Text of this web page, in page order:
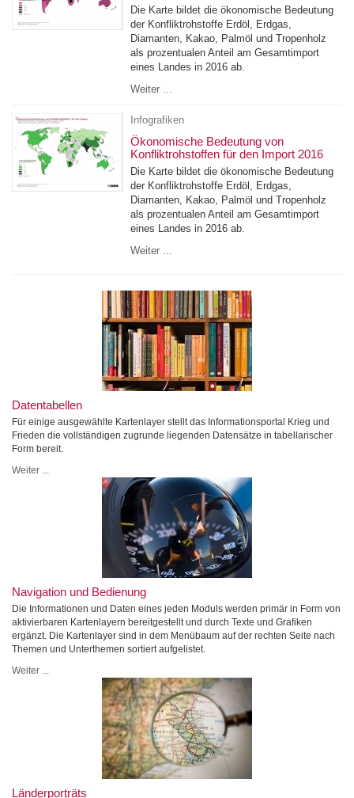
Die Karte bildet die ökonomische Bedeutung
der Konfliktrohstoffe Erdöl, Erdgas,
Diamanten, Kakao, Palmöl und Tropenholz
als prozentualen Anteil am Gesamtimport
eines Landes in 2016 ab.
Weiter ...
Infografiken
Ökonomische Bedeutung von
Konfliktrohstoffen für den Import 2016
Die Karte bildet die ökonomische Bedeutung
der Konfliktrohstoffe Erdöl, Erdgas,
Diamanten, Kakao, Palmöl und Tropenholz
als prozentualen Anteil am Gesamtimport
eines Landes in 2016 ab.
Weiter ...
Datentabellen
Für einige ausgewählte Kartenlayer stellt das Informationsportal Krieg und
Frieden die vollständigen zugrunde liegenden Datensätze in tabellarischer
Form bereit.
Weiter ...
Navigation und Bedienung
Die Informationen und Daten eines jeden Moduls werden primär in Form von
aktivierbaren Kartenlayern bereitgestellt und durch Texte und Grafiken
ergänzt. Die Kartenlayer sind in dem Menübaum auf der rechten Seite nach
Themen und Unterthemen sortiert aufgelistet.
Weiter ...
Länderporträts